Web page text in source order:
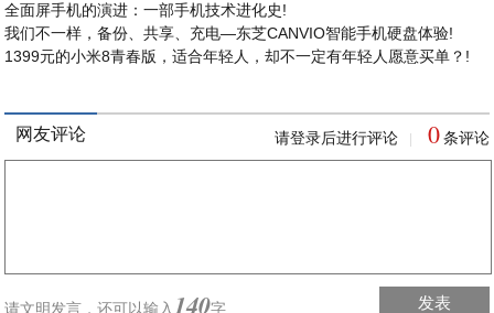
全面屏手机的演进：一部手机技术进化史!
我们不一样，备份、共享、充电—东芝CANVIO智能手机硬盘体验!
1399元的小米8青春版，适合年轻人，却不一定有年轻人愿意买单？!
网友评论 请登录后进行评论 0 条评论
请文明发言，还可以输入 140字 发表